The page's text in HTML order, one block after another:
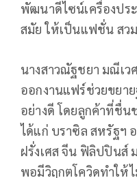
พัฒนาดีไซน์เครื่องป
สมัย ให้เป็นแฟชั่น สว
นางสาวณัฐชยา มณีเว
ออกงานแฟร์ช่วยขยา
อย่างดี โดยลูกค้าที่ชื่น
ได้แก่ บราซิล สหรัฐฯ อ
ฝรั่งเศส จีน ฟิลิปปินส์
พอมีวิฤกตโควิดทำให้